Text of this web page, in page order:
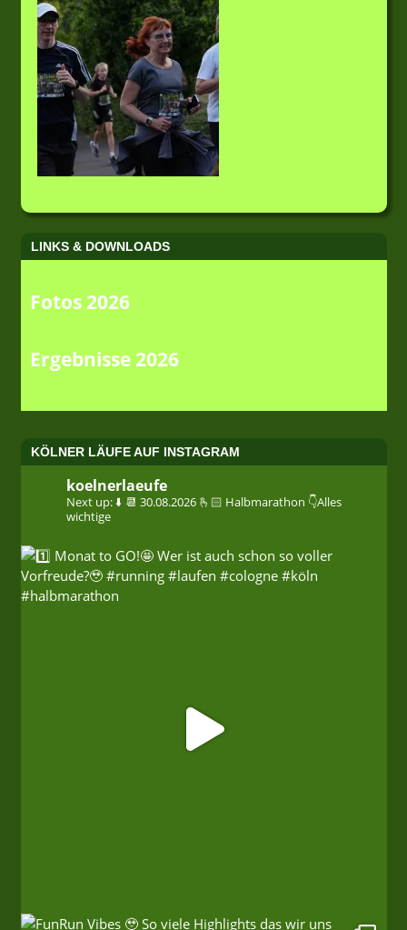
LINKS & DOWNLOADS
Fotos 2026
Ergebnisse 2026
KÖLNER LÄUFE AUF INSTAGRAM
koelnerlaeufe
Next up: ⬇️ 📆 30.08.2026 🫰🏻 Halbmarathon 👇Alles
wichtige